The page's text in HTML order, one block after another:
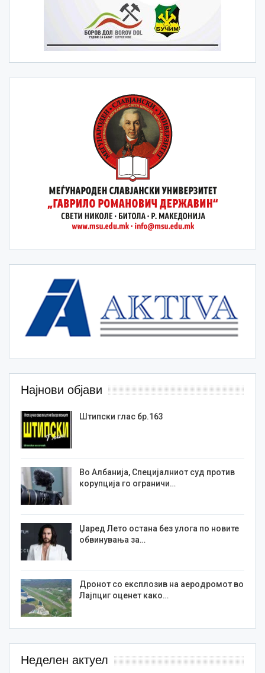
Најнови објави
Штипски глас бр.163
Во Албанија, Специјалниот суд против
корупција го ограничи…
Џаред Лето остана без улога по новите
обвинувања за…
Дронот со експлозив на аеродромот во
Лајпциг оценет како…
Неделен актуел